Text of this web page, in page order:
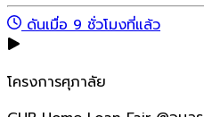
ดันเมื่อ 9 ชั่วโมงที่แล้ว
โครงการศุภาลัย